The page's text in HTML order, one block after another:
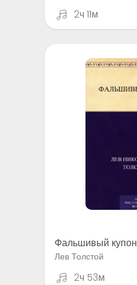
2ч 11м
Фальшивый купон
Лев Толстой
2ч 53м